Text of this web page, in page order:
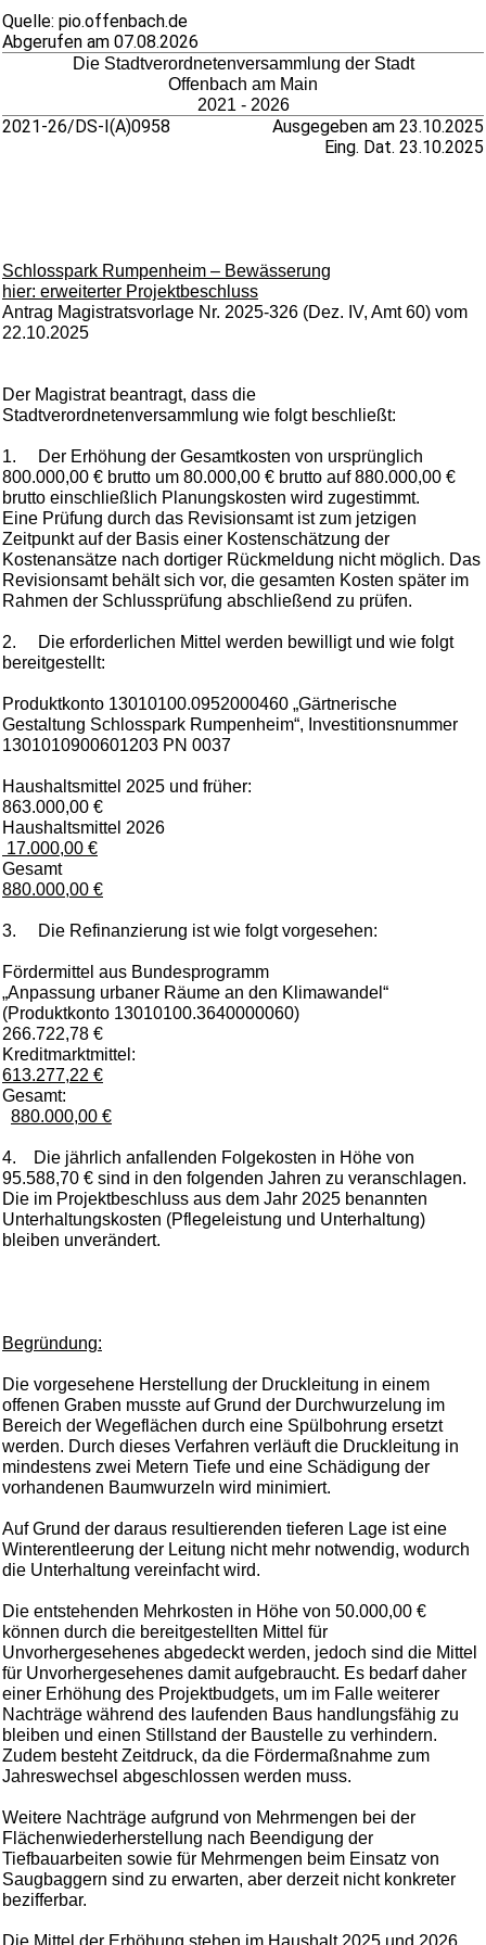
Quelle: pio.offenbach.de
Abgerufen am 07.08.2026
Die Stadtverordnetenversammlung der Stadt
Offenbach am Main
2021 - 2026
2021-26/DS-I(A)0958
Ausgegeben am 23.10.2025
Eing. Dat. 23.10.2025
Schlosspark Rumpenheim – Bewässerung
hier: erweiterter Projektbeschluss
Antrag Magistratsvorlage Nr. 2025-326 (Dez. IV, Amt 60) vom
22.10.2025
Der Magistrat beantragt, dass die
Stadtverordnetenversammlung wie folgt beschließt:
1.
Der Erhöhung der Gesamtkosten von ursprünglich
800.000,00 € brutto um 80.000,00 € brutto auf 880.000,00 €
brutto einschließlich Planungskosten wird zugestimmt.
Eine Prüfung durch das Revisionsamt ist zum jetzigen
Zeitpunkt auf der Basis einer Kostenschätzung der
Kostenansätze nach dortiger Rückmeldung nicht möglich. Das
Revisionsamt behält sich vor, die gesamten Kosten später im
Rahmen der Schlussprüfung abschließend zu prüfen.
2.
Die erforderlichen Mittel werden bewilligt und wie folgt
bereitgestellt:
Produktkonto 13010100.0952000460 „Gärtnerische
Gestaltung Schlosspark Rumpenheim“, Investitionsnummer
1301010900601203 PN 0037
Haushaltsmittel 2025 und früher:
863.000,00 €
Haushaltsmittel 2026
17.000,00 €
Gesamt
880.000,00 €
3. Die Refinanzierung ist wie folgt vorgesehen:
Fördermittel aus Bundesprogramm
„Anpassung urbaner Räume an den Klimawandel“
(Produktkonto 13010100.3640000060)
266.722,78 €
Kreditmarktmittel:
613.277,22 €
Gesamt:
880.000,00 €
4. Die jährlich anfallenden Folgekosten in Höhe von
95.588,70 € sind in den folgenden Jahren zu veranschlagen.
Die im Projektbeschluss aus dem Jahr 2025 benannten
Unterhaltungskosten (Pflegeleistung und Unterhaltung)
bleiben unverändert.
Begründung:
Die vorgesehene Herstellung der Druckleitung in einem
offenen Graben musste auf Grund der Durchwurzelung im
Bereich der Wegeflächen durch eine Spülbohrung ersetzt
werden. Durch dieses Verfahren verläuft die Druckleitung in
mindestens zwei Metern Tiefe und eine Schädigung der
vorhandenen Baumwurzeln wird minimiert.
Auf Grund der daraus resultierenden tieferen Lage ist eine
Winterentleerung der Leitung nicht mehr notwendig, wodurch
die Unterhaltung vereinfacht wird.
Die entstehenden Mehrkosten in Höhe von 50.000,00 €
können durch die bereitgestellten Mittel für
Unvorhergesehenes abgedeckt werden, jedoch sind die Mittel
für Unvorhergesehenes damit aufgebraucht. Es bedarf daher
einer Erhöhung des Projektbudgets, um im Falle weiterer
Nachträge während des laufenden Baus handlungsfähig zu
bleiben und einen Stillstand der Baustelle zu verhindern.
Zudem besteht Zeitdruck, da die Fördermaßnahme zum
Jahreswechsel abgeschlossen werden muss.
Weitere Nachträge aufgrund von Mehrmengen bei der
Flächenwiederherstellung nach Beendigung der
Tiefbauarbeiten sowie für Mehrmengen beim Einsatz von
Saugbaggern sind zu erwarten, aber derzeit nicht konkreter
bezifferbar.
Die Mittel der Erhöhung stehen im Haushalt 2025 und 2026